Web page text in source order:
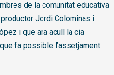
de la comunitat educativa
Jordi Colominas i
i que ara acull la cia
fa possible l’assetjament